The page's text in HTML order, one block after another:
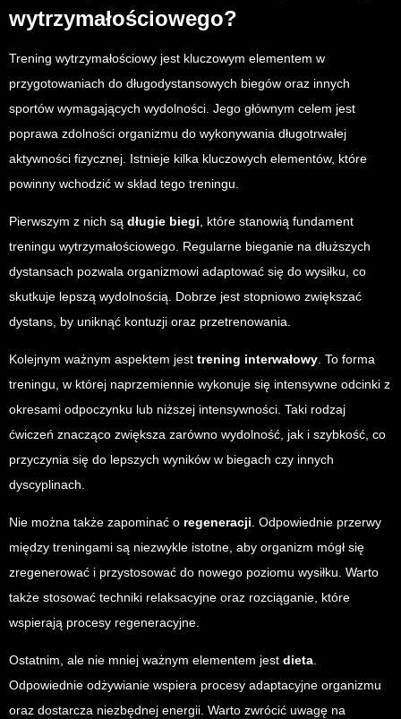
wytrzymałościowego?
Trening wytrzymałościowy jest kluczowym elementem w
przygotowaniach do długodystansowych biegów oraz innych
sportów wymagających wydolności. Jego głównym celem jest
poprawa zdolności organizmu do wykonywania długotrwałej
aktywności fizycznej. Istnieje kilka kluczowych elementów, które
powinny wchodzić w skład tego treningu.
Pierwszym z nich są długie biegi, które stanowią fundament
treningu wytrzymałościowego. Regularne bieganie na dłuższych
dystansach pozwala organizmowi adaptować się do wysiłku, co
skutkuje lepszą wydolnością. Dobrze jest stopniowo zwiększać
dystans, by uniknąć kontuzji oraz przetrenowania.
Kolejnym ważnym aspektem jest trening interwałowy. To forma
treningu, w której naprzemiennie wykonuje się intensywne odcinki z
okresami odpoczynku lub niższej intensywności. Taki rodzaj
ćwiczeń znacząco zwiększa zarówno wydolność, jak i szybkość, co
przyczynia się do lepszych wyników w biegach czy innych
dyscyplinach.
Nie można także zapominać o regeneracji. Odpowiednie przerwy
między treningami są niezwykle istotne, aby organizm mógł się
zregenerować i przystosować do nowego poziomu wysiłku. Warto
także stosować techniki relaksacyjne oraz rozciąganie, które
wspierają procesy regeneracyjne.
Ostatnim, ale nie mniej ważnym elementem jest dieta.
Odpowiednie odżywianie wspiera procesy adaptacyjne organizmu
oraz dostarcza niezbędnej energii. Warto zwrócić uwagę na